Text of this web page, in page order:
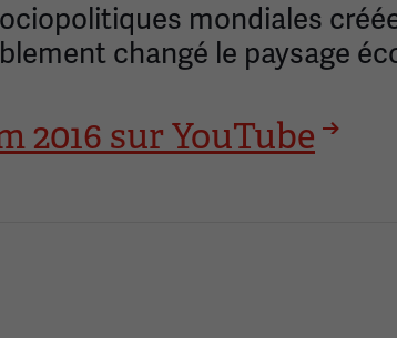
mondiales
changé le paysage
2016 sur YouTube